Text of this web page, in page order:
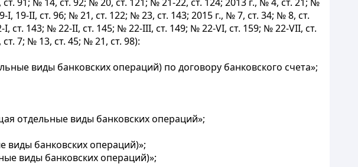
19-II, ст. 96; № 21, ст. 122; № 23, ст. 143; 2015 г., № 7, ст. 34; № 8, ст.
ст. 143; № 22-II, ст. 145; № 22-III, ст. 149; № 22-VI, ст. 159; № 22-VII, ст.
7; № 13, ст. 45; № 21, ст. 98):
виды банковских операций) по договору банковского счета»;
отдельные виды банковских операций»;
виды банковских операций)»;
виды банковских операций)»;